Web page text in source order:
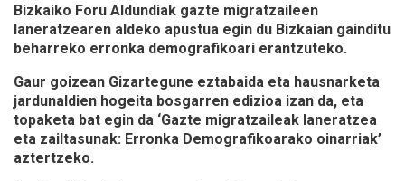
Bizkaiko Foru Aldundiak gazte migratzaileen
laneratzearen aldeko apustua egin du Bizkaian gainditu
beharreko erronka demografikoari erantzuteko.
Gaur goizean Gizartegune eztabaida eta hausnarketa
jardunaldien hogeita bosgarren edizioa izan da, eta
topaketa bat egin da ‘Gazte migratzaileak laneratzea
eta zailtasunak: Erronka Demografikoarako oinarriak’
aztertzeko.